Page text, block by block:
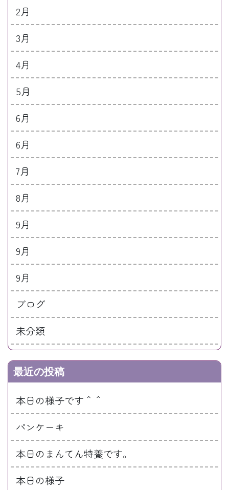
2月
3月
4月
5月
6月
6月
7月
8月
9月
9月
9月
ブログ
未分類
最近の投稿
本日の様子です＾＾
パンケーキ
本日のまんてん特養です。
本日の様子